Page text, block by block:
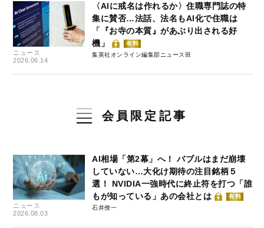
ニュース
2026.06.14
〈AIに戒名は作れるか〉住職専門誌の特
集に賛否…法話、法名もAI化で住職は
「『お寺の本質』があぶり出される好
機」
有料
集英社オンライン編集部ニュース班
会員限定記事
ニュース
2026.08.03
AI相場「第2幕」へ！ バブルはまだ崩壊
していない…大化け期待の注目銘柄５
選！ NVIDIA一強時代に終止符を打つ「誰
もが知っている」あの会社とは
有料
石井僚一